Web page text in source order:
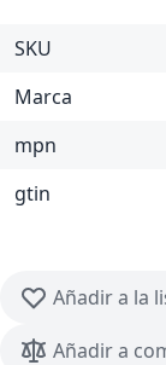
SKU
Marca
mpn
gtin
Añadir a la
Añadir a